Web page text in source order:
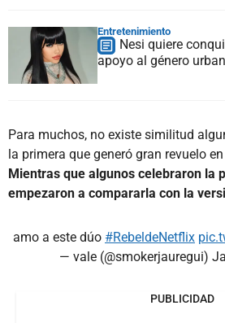
Entretenimiento
Nesi quiere
apoyo al género
Para muchos, no existe similitud
la primera que generó gran revuelo
Mientras que algunos celebraron la
empezaron a compararla con la
amo a este dúo #RebeldeNetflix
— vale (@smokerjauregui)
PUBLICIDAD